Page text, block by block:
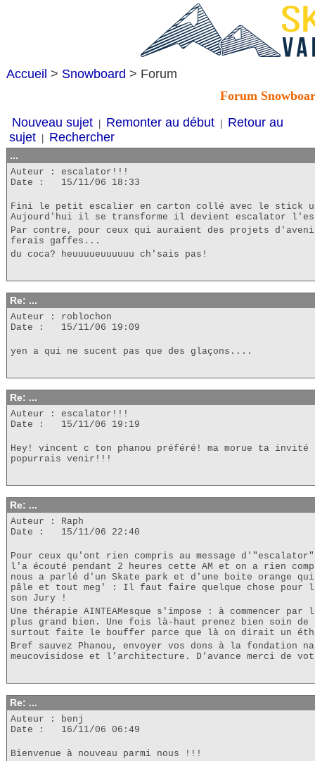
Accueil > Snowboard > Forum
Forum
Nouveau sujet
Remonter au début
Retour au
sujet
Rechercher
...
Auteur : escalator!!!
Date : 15/11/06 18:33
Fini le petit escalier en carton collé avec le stick
Aujourd'hui il se transforme il devient escalator
Par contre, pour ceux qui auraient des projets
ferais gaffes...
du coca? heuuuueuuuuuu ch'sais pas!
Re: ...
Auteur : roblochon
Date : 15/11/06 19:09
yen a qui ne sucent pas que des glaçons....
Re: ...
Auteur : escalator!!!
Date : 15/11/06 19:19
Hey! vincent c ton phanou préféré! ma morue ta
popurrais venir!!!
Re: ...
Auteur : Raph
Date : 15/11/06 22:40
Pour ceux qu'ont rien compris au message
l'a écouté pendant 2 heures cette AM et on a rien
nous a parlé d'un Skate park et d'une boite orange
pâle et tout meg' : Il faut faire quelque chose pour
son Jury !
Une thérapie AINTEAMesque s'impose : à
plus grand bien. Une fois là-haut prenez bien soin
surtout faite le bouffer parce que là on dirait un
Bref sauvez Phanou, envoyer vos dons à la
meucovisidose et l'architecture. D'avance merci de
Re: ...
Auteur : benj
Date : 16/11/06 06:49
Bienvenue à nouveau parmi nous !!!